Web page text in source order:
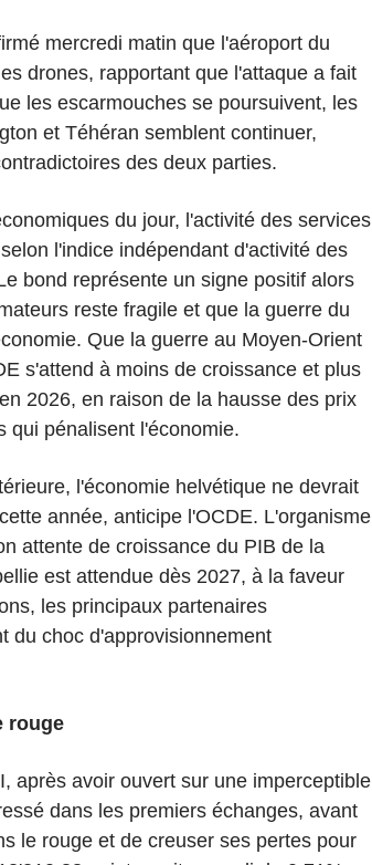
mercredi matin que l'aéroport du
drones, rapportant que l'attaque a fait
les escarmouches se poursuivent, les
et Téhéran semblent continuer,
des deux parties.
du jour, l'activité des services
l'indice indépendant d'activité des
bond représente un signe positif alors
reste fragile et que la guerre du
Que la guerre au Moyen-Orient
s'attend à moins de croissance et plus
2026, en raison de la hausse des prix
qui pénalisent l'économie.
l'économie helvétique ne devrait
année, anticipe l'OCDE. L'organisme
attente de croissance du PIB de la
est attendue dès 2027, à la faveur
les principaux partenaires
du choc d'approvisionnement
rouge
après avoir ouvert sur une imperceptible
dans les premiers échanges, avant
le rouge et de creuser ses pertes pour